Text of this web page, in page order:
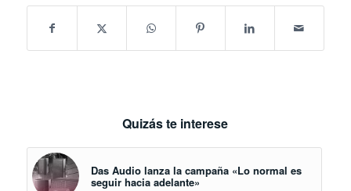
Quizás te interese
Das Audio lanza la campaña «Lo normal es
seguir hacia adelante»